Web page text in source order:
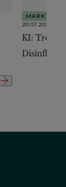
20.07.2026
KI: